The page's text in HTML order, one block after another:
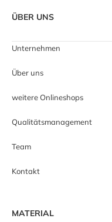
ÜBER UNS
Unternehmen
Über uns
weitere Onlineshops
Qualitätsmanagement
Team
Kontakt
MATERIAL